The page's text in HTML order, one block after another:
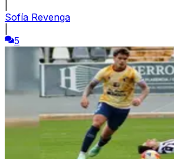
Sofía Revenga
5